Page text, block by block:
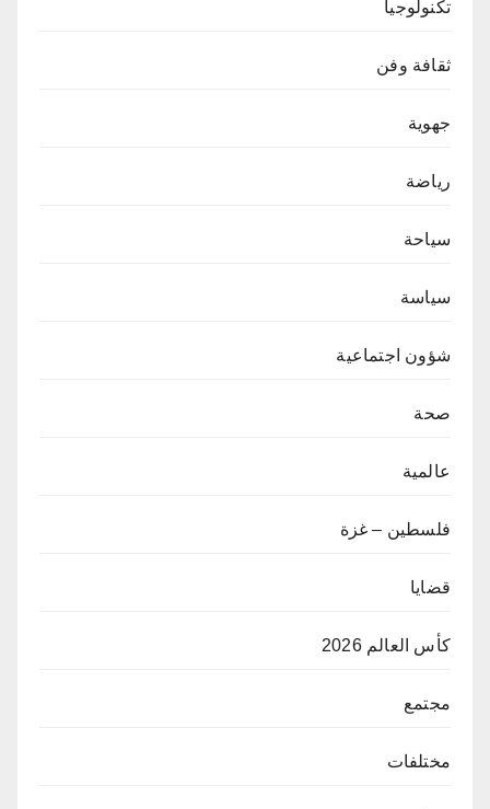
تكنولوجيا
ثقافة وفن
جهوية
رياضة
سياحة
سياسة
شؤون اجتماعية
صحة
عالمية
فلسطين – غزة
قضايا
كأس العالم 2026
مجتمع
مختلفات